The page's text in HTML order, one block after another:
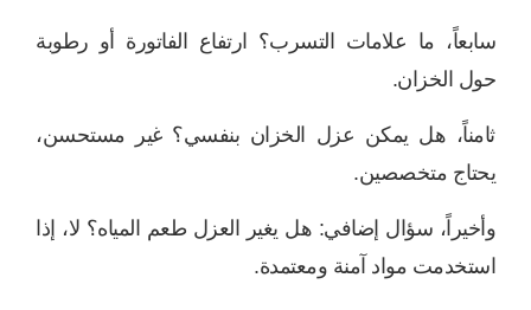
سابعاً، ما علامات التسرب؟ ارتفاع الفاتورة أو رطوبة
حول الخزان.
ثامناً، هل يمكن عزل الخزان بنفسي؟ غير مستحسن،
يحتاج متخصصين.
وأخيراً، سؤال إضافي: هل يغير العزل طعم المياه؟ لا، إذا
استخدمت مواد آمنة ومعتمدة.